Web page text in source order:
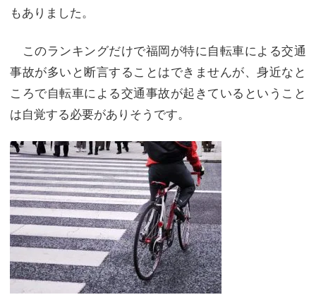
もありました。
このランキングだけで福岡が特に自転車による交通
事故が多いと断言することはできませんが、身近なと
ころで自転車による交通事故が起きているということ
は自覚する必要がありそうです。